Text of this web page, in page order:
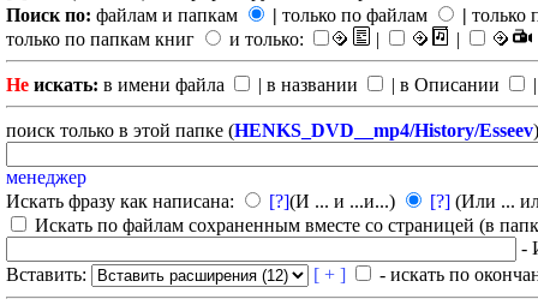
Поиск по: файлам и папкам | только по файлам | только
только по папкам книг
и только: | |
Не искать: в имени файла | в названии | в Описании
поиск только в этой папке (HENKS_DVD__mp4/History/Esseev
менеджер
Искать фразу как написана:
[?](И ... и ...и...) [?] (Или ...
Искать по файлам сохраненным вместе со страницей (в
-
Вставить:
[ + ] - искать по